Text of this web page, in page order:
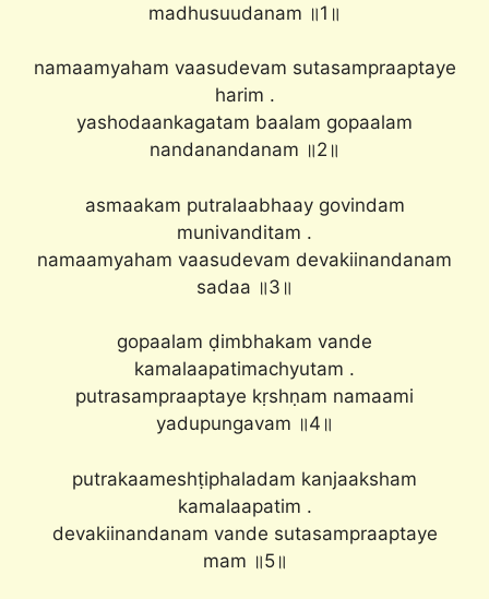
madhusuudanam ॥1॥
namaamyaham vaasudevam sutasampraaptaye
harim .
yashodaankagatam baalam gopaalam
nandanandanam ॥2॥
asmaakam putralaabhaay govindam
munivanditam .
namaamyaham vaasudevam devakiinandanam
sadaa ॥3॥
gopaalam ḍimbhakam vande
kamalaapatimachyutam .
putrasampraaptaye kṛshṇam namaami
yadupungavam ॥4॥
putrakaameshṭiphaladam kanjaaksham
kamalaapatim .
devakiinandanam vande sutasampraaptaye
mam ॥5॥